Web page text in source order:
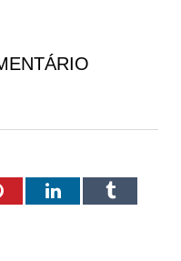
PinterestLinkedInTumblr